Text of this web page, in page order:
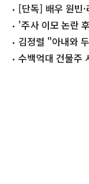
'깜짝'
[단독] 배우 원빈
'주사 이모 논란
김정렬 "아내와
수백억대 건물주